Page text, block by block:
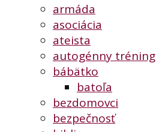
armáda
asociácia
ateista
autogénny tréning
bábätko
batoľa
bezdomovci
bezpečnosť